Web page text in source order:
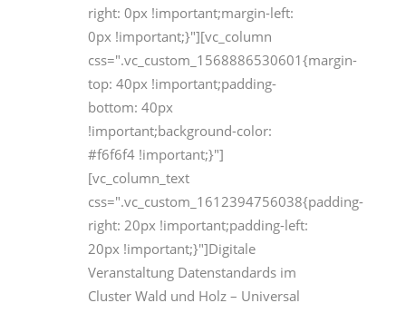
right: 0px !important;margin-left:
0px !important;}"][vc_column
css=".vc_custom_1568886530601{margin-
top: 40px !important;padding-
bottom: 40px
!important;background-color:
#f6f6f4 !important;}"]
[vc_column_text
css=".vc_custom_1612394756038{padding-
right: 20px !important;padding-left:
20px !important;}"]Digitale
Veranstaltung Datenstandards im
Cluster Wald und Holz – Universal